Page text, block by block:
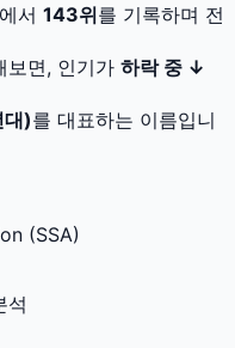
서 143위를 기록하며 전
보면, 인기가 하락 중 ↓
)를 대표하는 이름입니
(SSA)
석